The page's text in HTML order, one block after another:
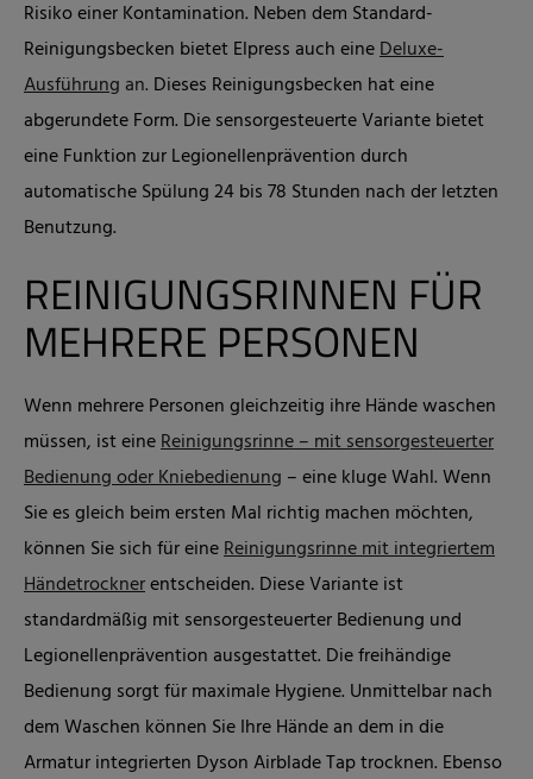
Risiko einer Kontamination. Neben dem Standard-
Reinigungsbecken bietet Elpress auch eineDeluxe-
Ausführung an. Dieses Reinigungsbecken hat eine
abgerundete Form. Die sensorgesteuerte Variante bietet
eine Funktion zur Legionellenprävention durch
automatische Spülung 24 bis 78 Stunden nach der letzten
Benutzung.
REINIGUNGSRINNEN FÜR
MEHRERE PERSONEN
Wenn mehrere Personen gleichzeitig ihre Hände waschen
müssen, ist eineReinigungsrinne – mit sensorgesteuerter
Bedienung oder Kniebedienung – eine kluge Wahl. Wenn
Sie es gleich beim ersten Mal richtig machen möchten,
können Sie sich für eineReinigungsrinne mit integriertem
Händetrocknerentscheiden. Diese Variante ist
standardmäßig mit sensorgesteuerter Bedienung und
Legionellenprävention ausgestattet. Die freihändige
Bedienung sorgt für maximale Hygiene. Unmittelbar nach
dem Waschen können Sie Ihre Hände an dem in die
Armatur integrierten Dyson Airblade Tap trocknen. Ebenso